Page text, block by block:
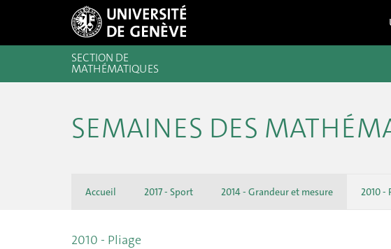
SECTION DE
MATHÉMATIQUES
SEMAINES DES
Accueil 2017 - Sport 2014 - Grandeur et mesure 2010 -
2010 - Pliage